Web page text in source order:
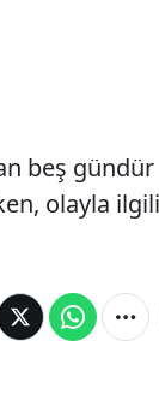
beş gündür
olayla